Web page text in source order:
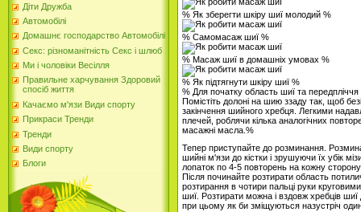
Діти Дружба
Автомобілі
Домашнє господарство Автомобілі
Секс: різноманітність Секс і шлюб
Ми і чоловіки Весілля
Правильне харчування Здоровий
спосіб життя
Качаємо м'язи Види спорту
Прикраси Тренди
Тренди
Види спорту
Блоги
% Як зберегти шкіру шиї молодий %
% Самомасаж шиї %
% Масаж шиї в домашніх умовах %
% Як підтягнути шкіру шиї %
% Для початку область шиї та
Помістіть долоні на шию ззаду так, щоб
закінчення шийного хребця. Легкими
плечей, роблячи кілька аналогічних
масажні масла.%
Тепер приступайте до розминання.
шийні м'язи до кістки і зрушуючи їх убік
лопаток по 4-5 повторень на кожну
Після починайте розтирати область
розтирання в чотири пальці руки
шиї. Розтирати можна і вздовж хребців
при цьому як би зміщуються назустріч